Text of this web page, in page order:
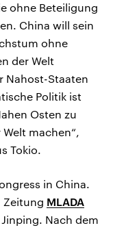
ohne Beteiligung
China will sein
ohne
der Welt
Nahost-Staaten
Politik ist
Osten zu
machen“,
Tokio.
in China.
Zeitung MLADA
Nach dem